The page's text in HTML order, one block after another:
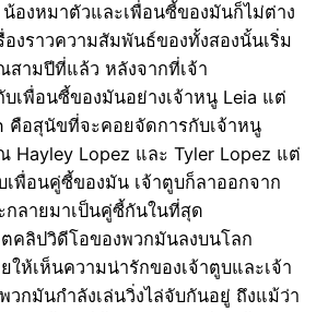
องหมาตัวและเพื่อนซี้ของมันก็ไม่ต่าง
องราวความสัมพันธ์ของทั้งสองนั้นเริ่ม
ามปีที่แล้ว หลังจากที่เจ้า
เพื่อนซี้ของมันอย่างเจ้าหนู Leia แต่
คือสุนัขที่จะคอยจัดการกับเจ้าหนู
Hayley Lopez และ Tyler Lopez แต่
พื่อนคู่ซี้ของมัน เจ้าตูบก็ลาออกจาก
กลายมาเป็นคู่ซี้กันในที่สุด
คลิปวิดีโอของพวกมันลงบนโลก
ให้เห็นความน่ารักของเจ้าตูบและเจ้า
กมันกำลังเล่นวิ่งไล่จับกันอยู่ ถึงแม้ว่า